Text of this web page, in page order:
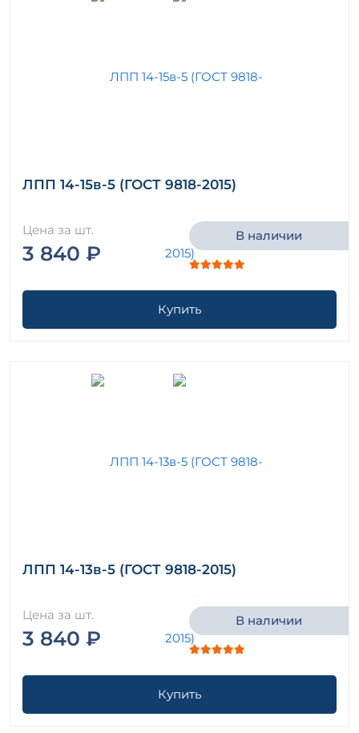
ЛПП 14-15в-5 (ГОСТ 9818-2015)
Цена за шт.
3 840 ₽
В наличии
Купить
ЛПП 14-13в-5 (ГОСТ 9818-2015)
Цена за шт.
3 840 ₽
В наличии
Купить